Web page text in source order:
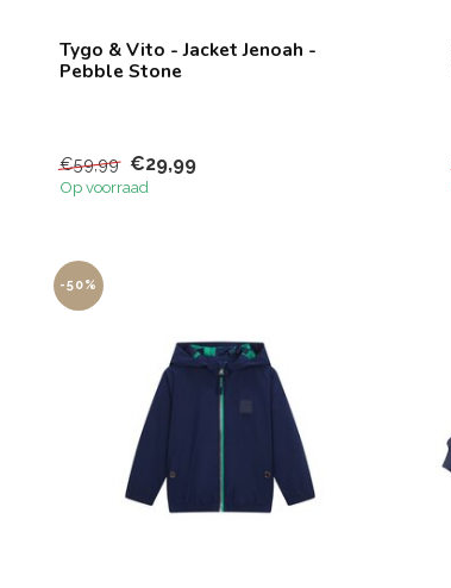
Tygo & Vito - Jacket Jenoah -
Pebble Stone
€59,99 €29,99
Op voorraad
-50%